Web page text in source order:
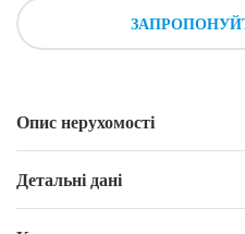
Опис нерухомості
Детальні дані